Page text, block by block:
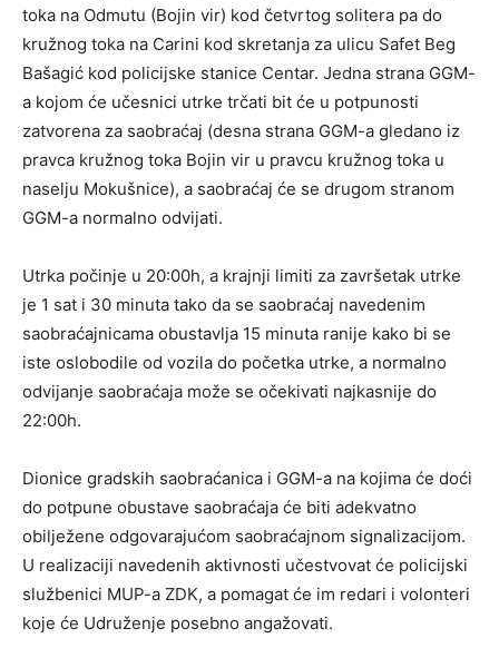
toka na Odmutu (Bojin vir) kod četvrtog solitera pa do
kružnog toka na Carini kod skretanja za ulicu Safet Beg
Bašagić kod policijske stanice Centar. Jedna strana GGM-
a kojom će učesnici utrke trčati bit će u potpunosti
zatvorena za saobraćaj (desna strana GGM-a gledano iz
pravca kružnog toka Bojin vir u pravcu kružnog toka u
naselju Mokušnice), a saobraćaj će se drugom stranom
GGM-a normalno odvijati.
Utrka počinje u 20:00h, a krajnji limiti za završetak utrke
je 1 sat i 30 minuta tako da se saobraćaj navedenim
saobraćajnicama obustavlja 15 minuta ranije kako bi se
iste oslobodile od vozila do početka utrke, a normalno
odvijanje saobraćaja može se očekivati najkasnije do
22:00h.
Dionice gradskih saobraćanica i GGM-a na kojima će doći
do potpune obustave saobraćaja će biti adekvatno
obilježene odgovarajućom saobraćajnom signalizacijom.
U realizaciji navedenih aktivnosti učestvovat će policijski
službenici MUP-a ZDK, a pomagat će im redari i volonteri
koje će Udruženje posebno angažovati.